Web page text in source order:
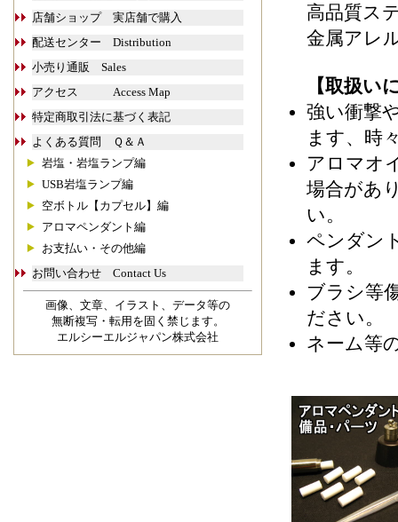
店舗ショップ 実店舗で購入
配送センター Distribution
小売り通販 Sales
アクセス Access Map
特定商取引法に基づく表記
よくある質問 Ｑ＆Ａ
岩塩・岩塩ランプ編
USB岩塩ランプ編
空ボトル【カプセル】編
アロマペンダント編
お支払い・その他編
お問い合わせ Contact Us
画像、文章、イラスト、データ等の
無断複写・転用を固く禁じます。
エルシーエルジャパン株式会社
高品質ス
金属アレ
【取扱い
強い衝撃
ます、時
アロマオ
場合があ
い。
ペンダン
ます。
ブラシ等
ださい。
ネーム等